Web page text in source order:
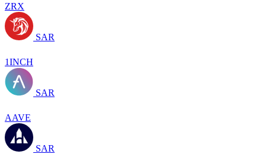
ZRX
SAR
1INCH
SAR
AAVE
SAR